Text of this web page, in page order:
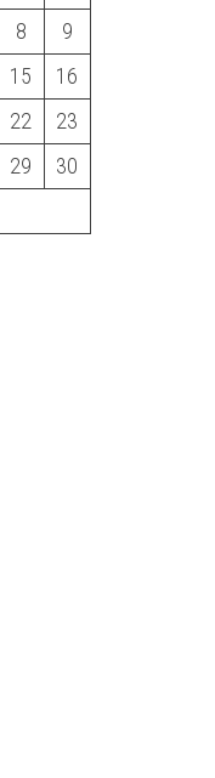
8
9
15
16
22
23
29
30